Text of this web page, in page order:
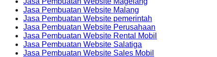
Jasa Pembuatan Website Malang
Jasa Pembuatan Website pemerintah
Jasa Pembuatan Website Perusahaan
Jasa Pembuatan Website Rental Mobil
Jasa Pembuatan Website Salatiga
Jasa Pembuatan Website Sales Mobil